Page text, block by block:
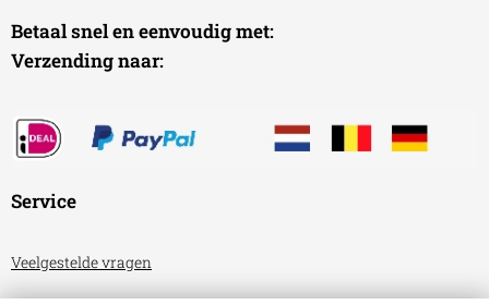
Betaal snel en eenvoudig met:
Verzending naar:
Service
Veelgestelde vragen